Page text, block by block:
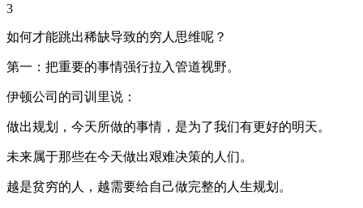
3
如何才能跳出稀缺导致的穷人思维呢？
第一：把重要的事情强行拉入管道视野。
伊顿公司的司训里说：
做出规划，今天所做的事情，是为了我们有更好的明天。
未来属于那些在今天做出艰难决策的人们。
越是贫穷的人，越需要给自己做完整的人生规划。